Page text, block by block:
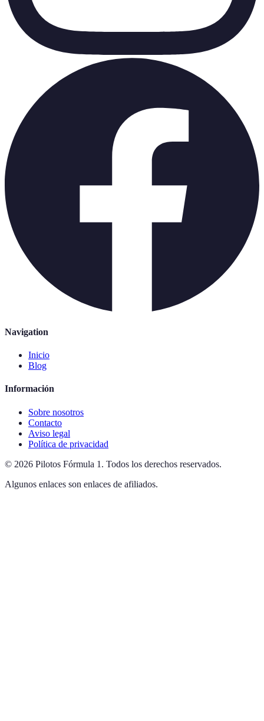
Navigation
Inicio
Blog
Información
Sobre nosotros
Contacto
Aviso legal
Política de privacidad
© 2026 Pilotos Fórmula 1 . Todos los derechos reservados.
Algunos enlaces son enlaces de afiliados.